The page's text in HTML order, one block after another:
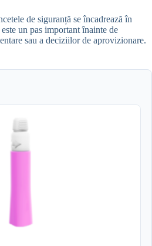
de siguranță se încadrează în
un pas important înainte de
sau a deciziilor de aprovizionare.